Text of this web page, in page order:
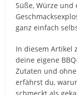
Süße, Würze
ganz einfach
In diesem Artikel
deine eigene
Zutaten und
erfährst du,